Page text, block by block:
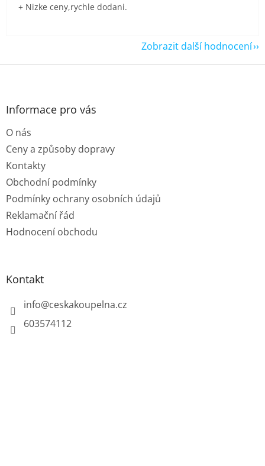
+ Nizke ceny,rychle dodani.
Zobrazit další hodnocení
Z
Informace pro vás
O nás
Ceny a způsoby dopravy
Kontakty
Obchodní podmínky
Podmínky ochrany osobních údajů
Reklamační řád
Hodnocení obchodu
Kontakt
info@ceskakoupelna.cz
603574112